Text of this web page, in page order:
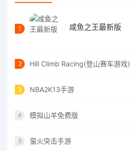
1 咸鱼之王最新版
2 Hill Climb Racing(登山赛车游戏)
3 NBA2K13手游
4 模拟山羊免费版
5 萤火突击手游